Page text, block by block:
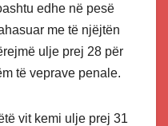
edhe në pesë
me të njëjtën
ulje prej 28 për
të veprave penale.
vit kemi ulje prej 31